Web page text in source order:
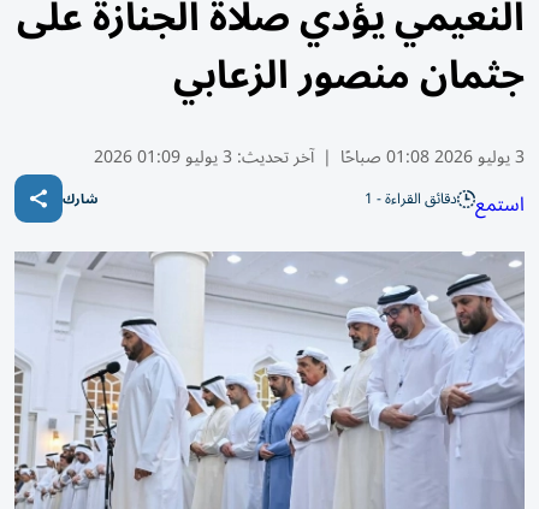
النعيمي يؤدي صلاة الجنازة على
جثمان منصور الزعابي
3 يوليو 2026 01:08 صباحًا | آخر تحديث: 3 يوليو 01:09 2026
استمع دقائق القراءة - 1 شارك